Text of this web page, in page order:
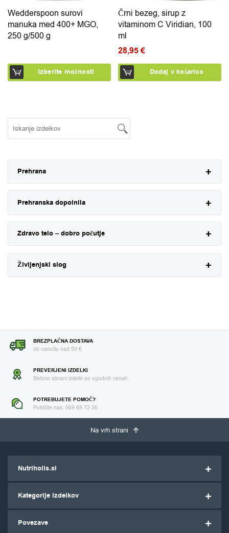
Wedderspoon surovi
manuka med 400+ MGO,
250 g/500 g
Izberite možnosti
Črni bezeg, sirup z
vitaminom C Viridian, 100
ml
28,95€
Dodaj v košarico
Prehrana
Prehranska dopolnila
Zdravo telo – dobro počutje
Življenjski slog
BREZPLAČNA DOSTAVA
ob naročilu nad 50 €.
PREVERJENI IZDELKI
Skrbno izbrani izdelki po ugodnih cenah.
POTREBUJETE POMOČ?
Pokličite nas: 069 69 72 36
Na vrh strani
Nutriholis.si
Kategorije izdelkov
Povezave